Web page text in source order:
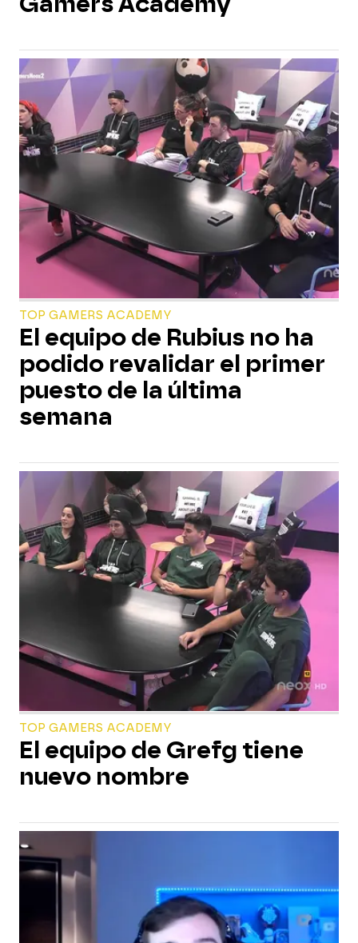
TOP GAMERS ACADEMY
El equipo de Rubius no ha
podido revalidar el primer
puesto de la última
semana
TOP GAMERS ACADEMY
El equipo de Grefg tiene
nuevo nombre